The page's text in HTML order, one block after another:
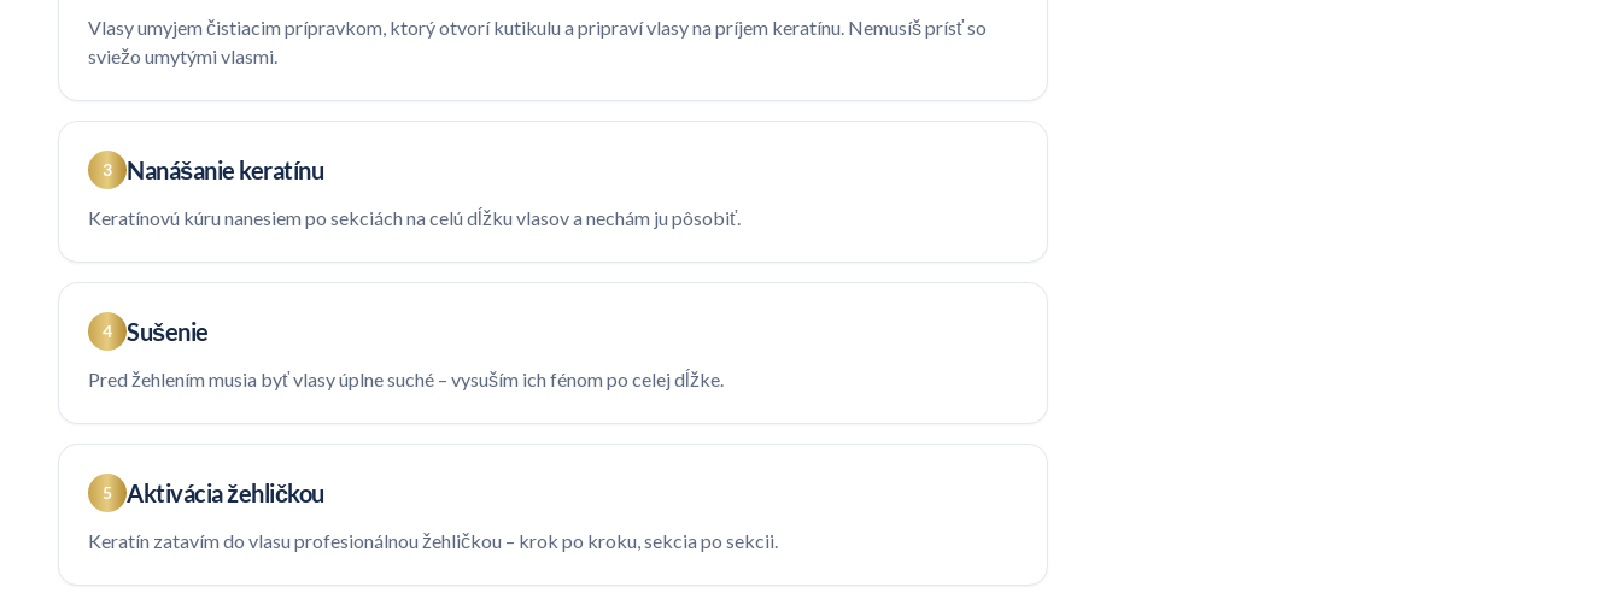
Vlasy umyjem čistiacim prípravkom, ktorý otvorí kutikulu a pripraví vlasy na príjem keratínu. Nemusíš prísť so
sviežo umytými vlasmi.
3 Nanášanie keratínu
Keratínovú kúru nanesiem po sekciách na celú dĺžku vlasov a nechám ju pôsobiť.
4 Sušenie
Pred žehlením musia byť vlasy úplne suché – vysuším ich fénom po celej dĺžke.
5 Aktivácia žehličkou
Keratín zatavím do vlasu profesionálnou žehličkou – krok po kroku, sekcia po sekcii.